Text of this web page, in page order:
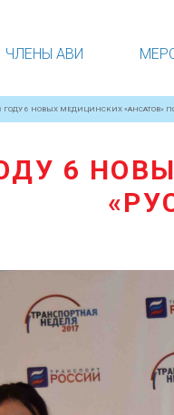
ЧЛЕНЫ АВИ
ГОДУ 6 НОВЫХ МЕДИЦИНСКИХ «АНСАТОВ»
6